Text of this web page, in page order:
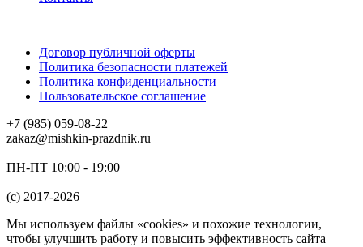
Договор публичной оферты
Политика безопасности платежей
Политика конфиденциальности
Пользовательское соглашение
+7 (985) 059-08-22
zakaz@mishkin-prazdnik.ru
ПН-ПТ 10:00 - 19:00
(c) 2017-2026
Мы используем файлы «cookies» и похожие технологии,
чтобы улучшить работу и повысить эффективность сайта